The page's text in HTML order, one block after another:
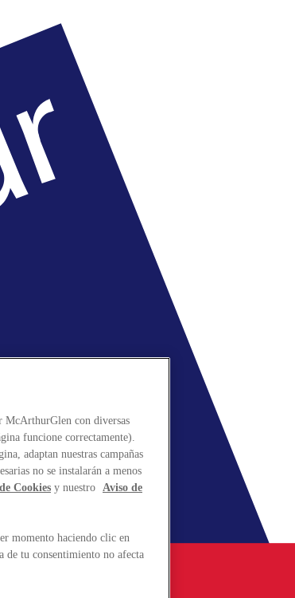
McArthurGlen con diversas
funcione correctamente).
adaptan nuestras campañas
no se instalarán a menos
Cookies y nuestro Aviso de
momento haciendo clic en
de tu consentimiento no afecta